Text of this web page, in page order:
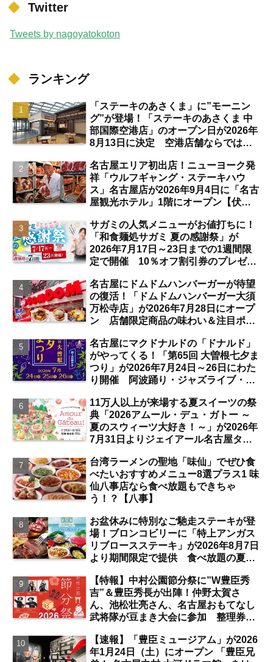
Twitter
Tweets by nagoyatokoton
ランキング
「ステーキのあさくま」に”モーニン
グ”が登場！「ステーキのあさくま 中
部国際空港店」のオープン日が2026年
8月13日に決定 空港店舗ならではの
名古屋エリア初出店！ニューヨーク発
祥「ウルフギャング・ステーキハウ
ス」名古屋店が2026年9月4日に「名古
屋観光ホテル」1階にオープン【伏
サガミの人気メニューがお値打ちに！
「和食麺処サガミ 夏の感謝祭」が
2026年7月17日～23日までの1週間限
定で開催 10％オフ割引券のプレゼン
名古屋にドムドムハンバーガーが待望
の復活！「ドムドムハンバーガー大須
万松寺店」が2026年7月28日にオープ
ン 店舗限定商品の味わい＆注目ポイ
津／独自取材】
名古屋にマクドナルドの「ドナルド」
がやってくる！「第65回 大曽根七夕ま
つり」が2026年7月24日～26日にわた
り開催 阿波踊り・ジャズライブ・道
夏祭りの見どころは？【まとめ／大曽
根】
11万人以上が来場する夏スイーツの祭
典「2026アムール・デュ・ガトー ～
夏のスウィーツ大好き！～」が2026年
7月31日よりジェイアール名古屋タカ
【名古屋駅】
台湾ラーメンの聖地「味仙」でぜひ食
べたいおすすめメニュー8選プラス1 味
仙八事店なら食べ放題もできちゃ
う！？【八事】
お盆休みに特別なご馳走ステーキが登
場！ブロンコビリーに「特上アンガス
リブロースステーキ」が2026年8月7日
より期間限定で提供 食べ放題の夏ブ
発】
【特報】中村公園節分祭に”W豊臣秀
吉”＆豊臣秀長が出陣！仲野太賀さ
ん、池松壮亮さん、名古屋おもてなし
武将隊が豆まき大会に参加 整理券を
【速報】「豊臣ミュージアム」が2026
年1月24日（土）にオープン 「豊臣兄